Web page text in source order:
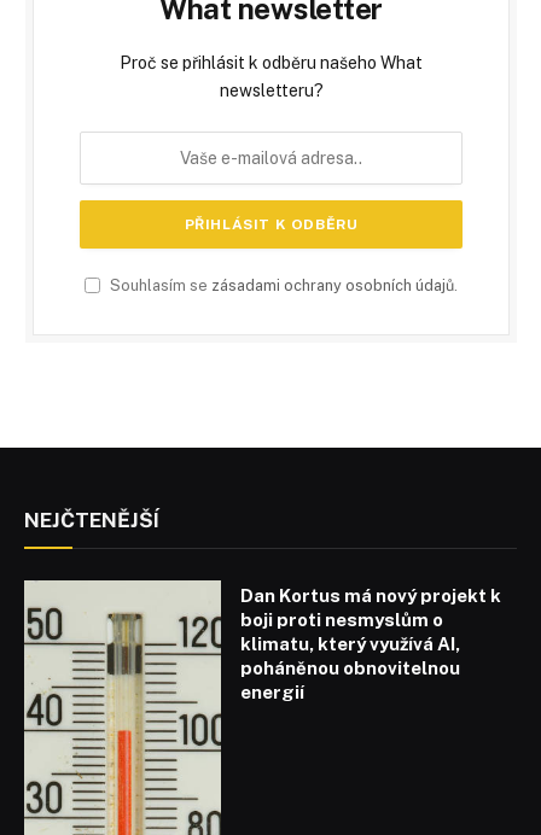
What newsletter
Proč se přihlásit k odběru našeho What
newsletteru?
Souhlasím se zásadami ochrany osobních údajů.
NEJČTENĚJŠÍ
Dan Kortus má nový projekt k
boji proti nesmyslům o
klimatu, který využívá AI,
poháněnou obnovitelnou
energií